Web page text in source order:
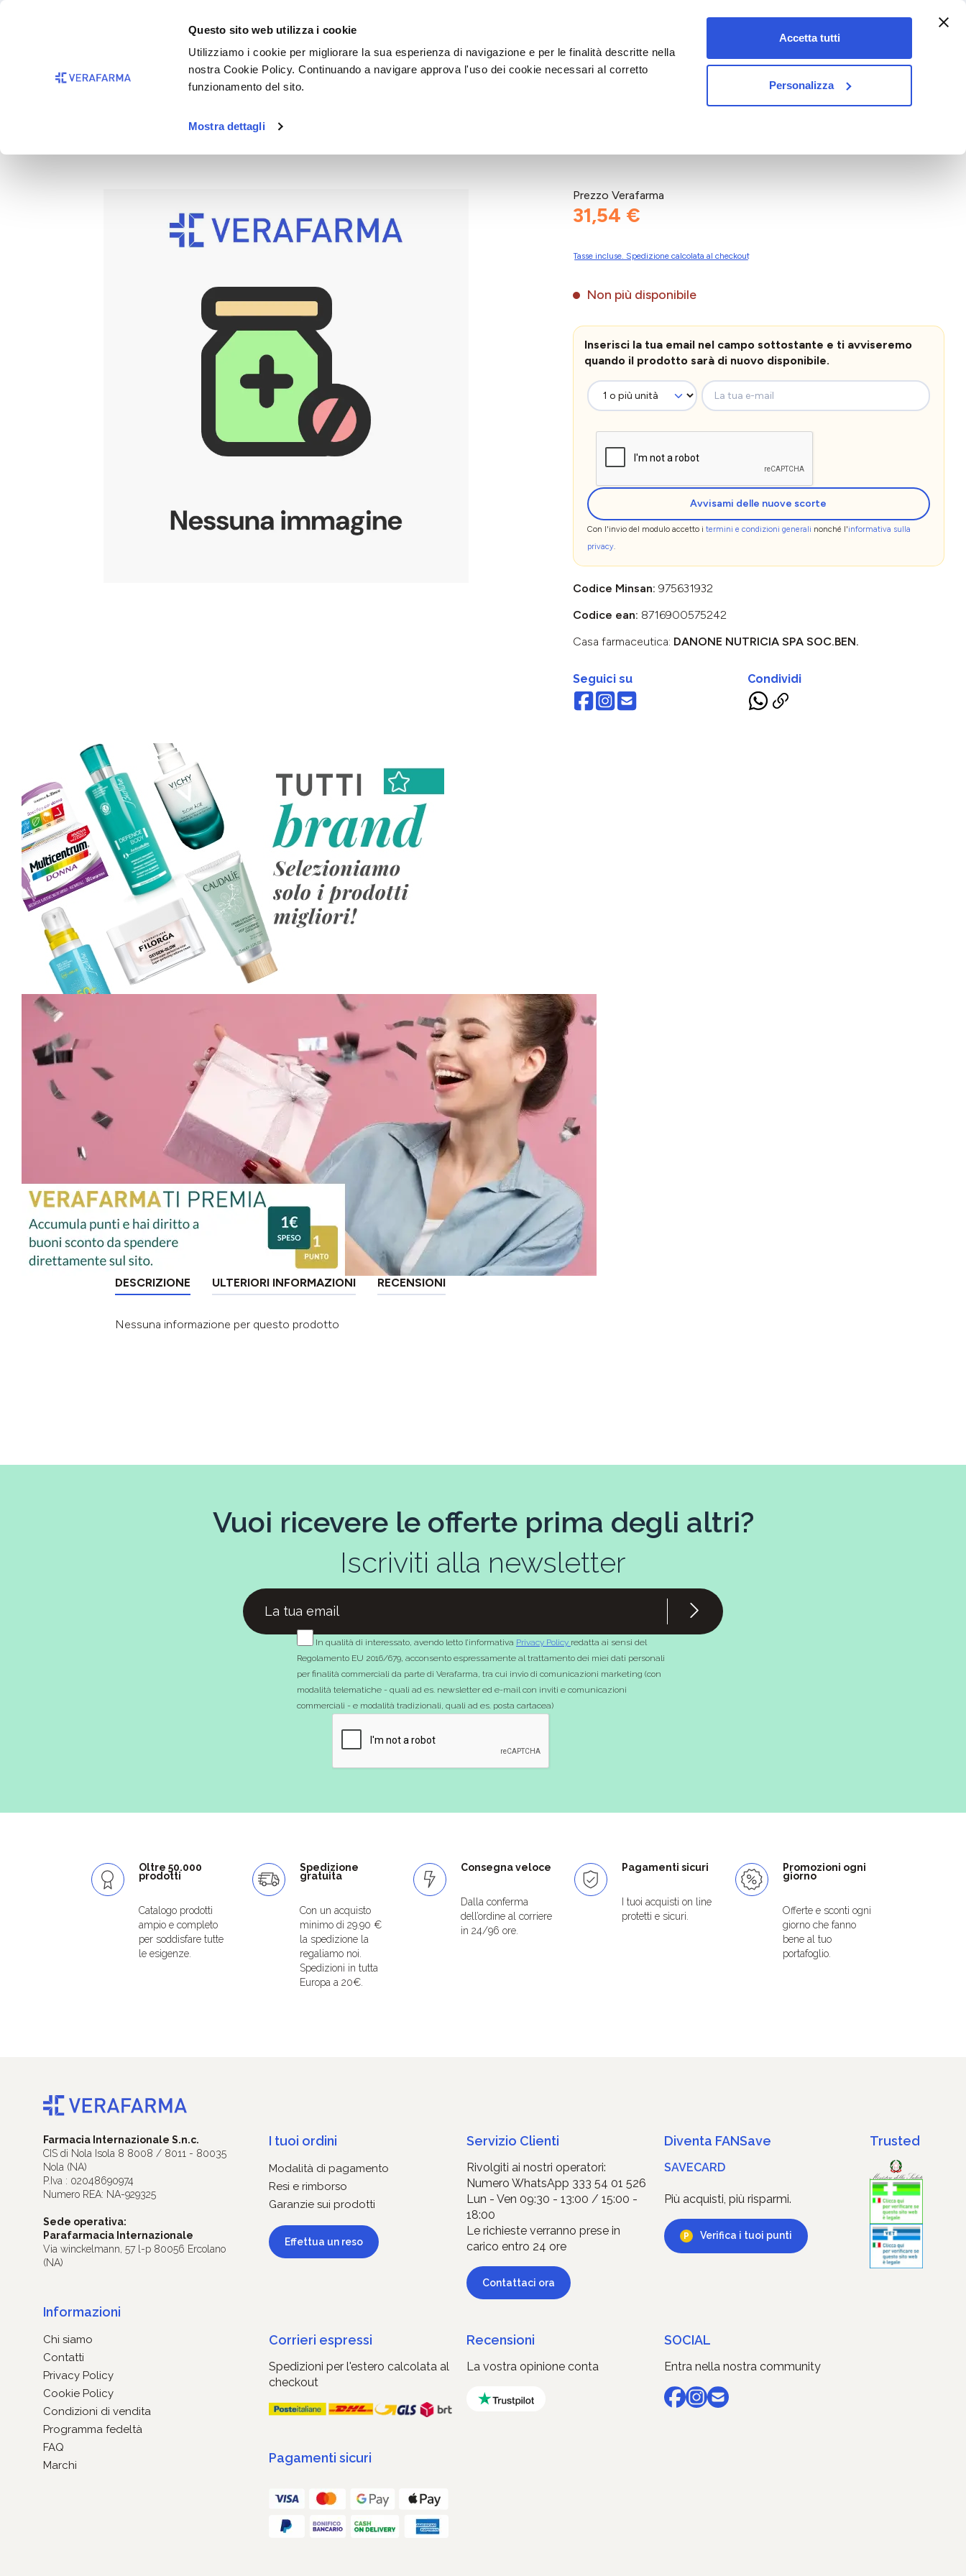
Questo sito web utilizza i cookie
Utilizziamo i cookie per migliorare la sua esperienza di navigazione e per le finalità descritte nella
nostra Cookie Policy. Continuando a navigare approva l'uso dei cookie necessari al corretto
funzionamento del sito.
Mostra dettagli
Accetta tutti
Personalizza
Passa alla navigazione principale
vet&pet
NUTRISON MULTIFIBRE 1L CB
Prezzo Verafarma
31,54 €
Tasse incluse. Spedizione calcolata al checkout
Non più disponibile
Inserisci la tua email nel campo sottostante e ti avviseremo
quando il prodotto sarà di nuovo disponibile.
La tua e-mail
Avvisami delle nuove scorte
Con l'invio del modulo accetto i termini e condizioni generali nonché l'informativa sulla
privacy.
Codice Minsan: 975631932
Codice ean: 8716900575242
Casa farmaceutica: DANONE NUTRICIA SPA SOC.BEN.
Seguici su Condividi
DESCRIZIONE ULTERIORI INFORMAZIONI RECENSIONI
Nessuna informazione per questo prodotto
Vuoi ricevere le offerte prima degli altri?
Iscriviti alla newsletter
In qualità di interessato, avendo letto l’informativa Privacy Policy redatta ai sensi del
Regolamento EU 2016/679, acconsento espressamente al trattamento dei miei dati personali
per finalità commerciali da parte di Verafarma, tra cui invio di comunicazioni marketing (con
modalità telematiche - quali ad es. newsletter ed e-mail con inviti e comunicazioni
commerciali - e modalità tradizionali, quali ad es. posta cartacea)
Oltre 50.000
prodotti
Catalogo prodotti
ampio e completo
per soddisfare tutte
le esigenze.
Spedizione
gratuita
Con un acquisto
minimo di 29.90 €
la spedizione la
regaliamo noi.
Spedizioni in tutta
Europa a 20€.
Consegna veloce
Dalla conferma
dell’ordine al corriere
in 24/96 ore.
Pagamenti sicuri
I tuoi acquisti on line
protetti e sicuri.
Promozioni ogni
giorno
Offerte e sconti ogni
giorno che fanno
bene al tuo
portafoglio.
Farmacia Internazionale S.n.c.
CIS di Nola Isola 8 8008 / 8011 - 80035
Nola (NA)
P.Iva : 02048690974
Numero REA: NA-929325
Sede operativa:
Parafarmacia Internazionale
Via winckelmann, 57 l-p 80056 Ercolano
(NA)
Informazioni
Chi siamo
Contatti
Privacy Policy
Cookie Policy
Condizioni di vendita
Programma fedeltà
FAQ
Marchi
I tuoi ordini
Modalità di pagamento
Resi e rimborso
Garanzie sui prodotti
Effettua un reso
Servizio Clienti
Rivolgiti ai nostri operatori:
Numero WhatsApp 333 54 01 526
Lun - Ven 09:30 - 13:00 / 15:00 -
18:00
Le richieste verranno prese in
carico entro 24 ore
Contattaci ora
Diventa FANSave
SAVECARD
Più acquisti, più risparmi.
Verifica i tuoi punti
Corrieri espressi
Spedizioni per l'estero calcolata al
checkout
Recensioni
La vostra opinione conta
SOCIAL
Entra nella nostra community
Pagamenti sicuri
Trusted